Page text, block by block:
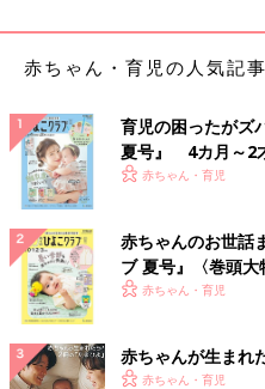
赤ちゃん・育児の人気記
育児の困ったがズ
夏号』 4カ月～2
いっぱい！
赤ちゃん・育児
赤ちゃんのお世話
ブ 夏号』〈巻頭
く！ おっぱい・ミ
赤ちゃん・育児
赤ちゃんが生まれ
赤ちゃん・育児